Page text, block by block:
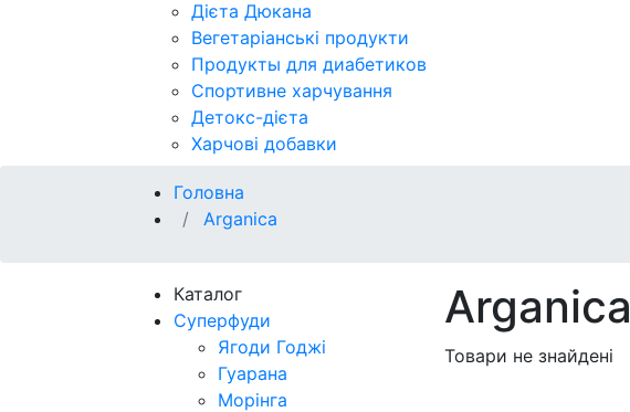
Дієта Дюкана
Вегетаріанські продукти
Продукты для диабетиков
Спортивне харчування
Детокс-дієта
Харчові добавки
Головна
Arganica
Каталог
Суперфуди
Ягоди Годжі
Гуарана
Морінга
Arganica
Товари не знайдені